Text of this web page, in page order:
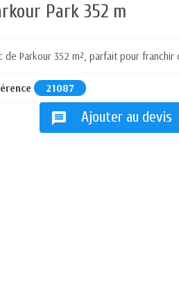
Park 352 m
de Parkour 352 m², parfait pour
21087
message Ajouter au devis